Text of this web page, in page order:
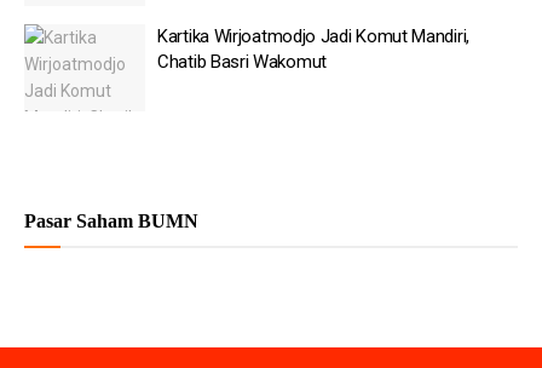
Kartika Wirjoatmodjo Jadi Komut Mandiri,
Chatib Basri Wakomut
Pasar Saham BUMN